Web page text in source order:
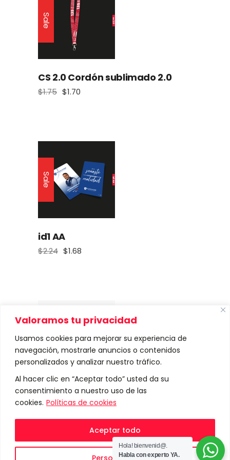
Valoramos tu privacidad
Usamos cookies para mejorar su experiencia de
navegación, mostrarle anuncios o contenidos
personalizados y analizar nuestro tráfico.
Al hacer clic en “Aceptar todo” usted da su
consentimiento a nuestro uso de las
cookies. Políticas de cookies
Personalizar
Aceptar todo
Sale
CS 2.0 Cordón sublimado 2.0
$1.75
El $1.70
El
Sale
id1 AA
$2.24
El $1.68
El
Sale
id1 A
precio
$2.24.
precio
$1.10.
Hola! bienvenid@.
Habla con experto YA.